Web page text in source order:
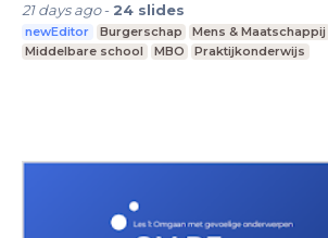
21 days ago- 24 slides
newEditor Burgerschap Mens & Maatschappij
Middelbare school
MBO Praktijkonderwijs